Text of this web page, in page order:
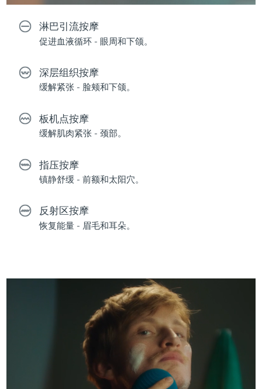
淋巴引流按摩
促进血液循环 - 眼周和下颌。
深层组织按摩
缓解紧张 - 脸颊和下颌。
板机点按摩
缓解肌肉紧张 - 颈部。
指压按摩
镇静舒缓 - 前额和太阳穴。
反射区按摩
恢复能量 - 眉毛和耳朵。